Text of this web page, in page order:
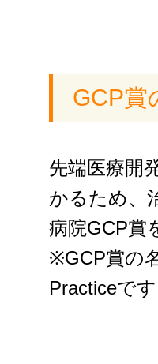
GCP賞
先端医療開
かるため、
病院GCP賞
※GCP賞の
Practiceで